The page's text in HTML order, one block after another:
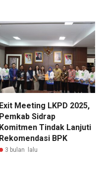
Exit Meeting LKPD 2025,
Pemkab Sidrap
Komitmen Tindak Lanjuti
Rekomendasi BPK
3 bulan lalu